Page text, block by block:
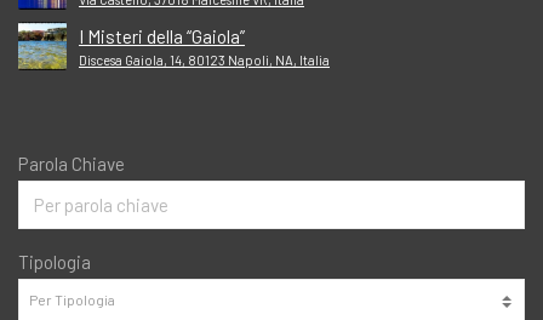
I Misteri della “Gaiola”
Discesa Gaiola, 14, 80123 Napoli, NA, Italia
Parola Chiave
Tipologia